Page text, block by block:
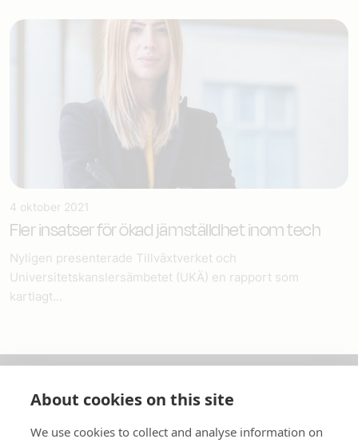
4 oktober 2021
Fler insatser för ökad jämställdhet inom tech
Nyligen presenterade Tillväxtverket och
Universitetskanslersämbetet (UKÄ) en rapport som
kartlagt...
About cookies on this site
We use cookies to collect and analyse information on